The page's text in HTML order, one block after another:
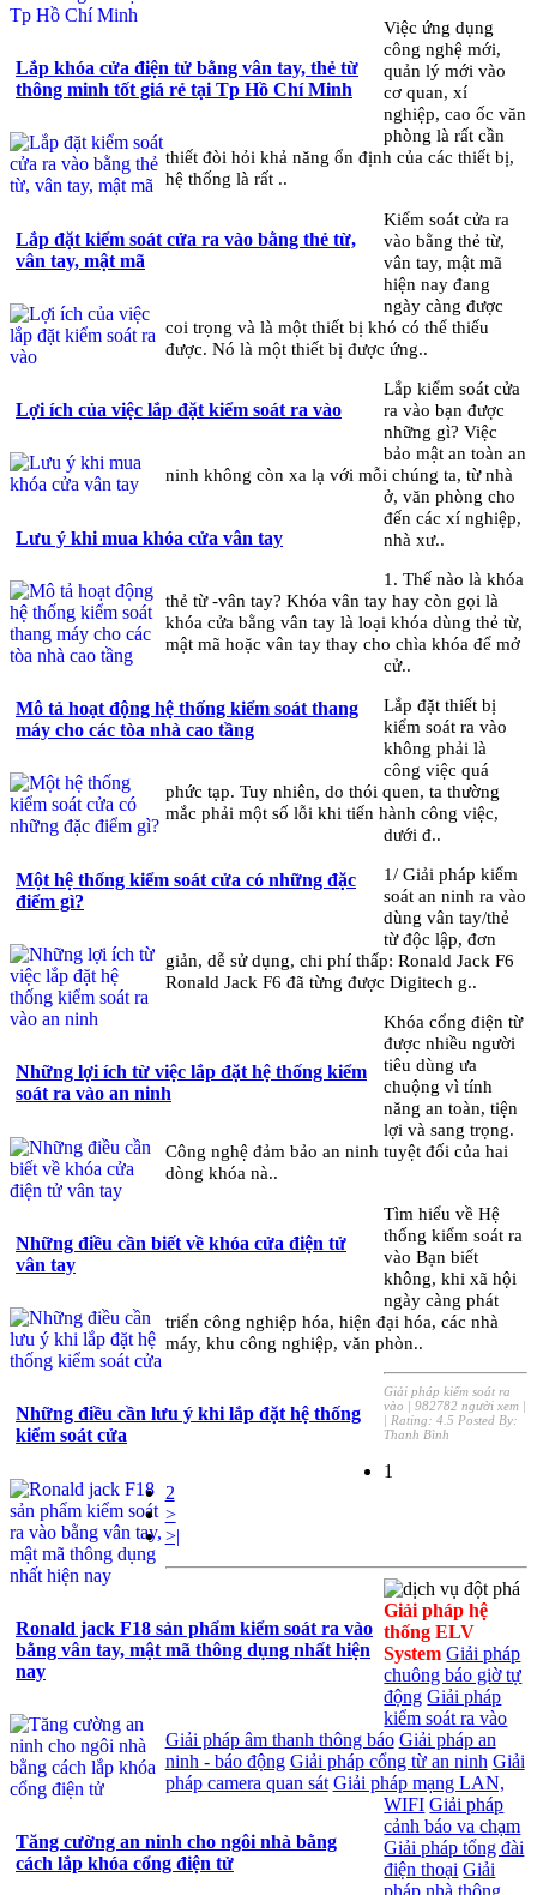
Lắp khóa cửa điện tử bằng vân tay, thẻ từ
thông minh tốt giá rẻ tại Tp Hồ Chí Minh
Lắp đặt kiểm soát cửa ra vào bằng thẻ từ,
vân tay, mật mã
Lợi ích của việc lắp đặt kiểm soát ra vào
Lưu ý khi mua khóa cửa vân tay
Mô tả hoạt động hệ thống kiểm soát thang
máy cho các tòa nhà cao tầng
Việc ứng dụng
công nghệ mới,
quản lý mới vào
cơ quan, xí
nghiệp, cao ốc văn
phòng là rất cần
thiết đòi hỏi khả năng ổn định của các thiết bị,
hệ thống là rất ..
Một hệ thống kiểm soát cửa có những đặc
điểm gì?
Kiểm soát cửa ra
vào bằng thẻ từ,
vân tay, mật mã
hiện nay đang
ngày càng được
coi trọng và là một thiết bị khó có thể thiếu
được. Nó là một thiết bị được ứng..
Những lợi ích từ việc lắp đặt hệ thống kiểm
soát ra vào an ninh
Lắp kiểm soát cửa
ra vào bạn được
những gì? Việc
bảo mật an toàn an
ninh không còn xa lạ với mỗi chúng ta, từ nhà
ở, văn phòng cho
đến các xí nghiệp,
nhà xư..
Những điều cần biết về khóa cửa điện tử
vân tay
1. Thế nào là khóa
thẻ từ -vân tay? Khóa vân tay hay còn gọi là
khóa cửa bằng vân tay là loại khóa dùng thẻ từ,
mật mã hoặc vân tay thay cho chìa khóa để mở
cử..
Những điều cần lưu ý khi lắp đặt hệ thống
kiểm soát cửa
Lắp đặt thiết bị
kiểm soát ra vào
không phải là
công việc quá
phức tạp. Tuy nhiên, do thói quen, ta thường
mắc phải một số lỗi khi tiến hành công việc,
dưới đ..
Ronald jack F18 sản phẩm kiểm soát ra vào
bằng vân tay, mật mã thông dụng nhất hiện
nay
1/ Giải pháp kiểm
soát an ninh ra vào
dùng vân tay/thẻ
từ độc lập, đơn
giản, dễ sử dụng, chi phí thấp: Ronald Jack F6
Ronald Jack F6 đã từng được Digitech g..
Tăng cường an ninh cho ngôi nhà bằng
cách lắp khóa cổng điện tử
Khóa cổng điện từ
được nhiều người
tiêu dùng ưa
chuộng vì tính
năng an toàn, tiện
lợi và sang trọng.
Công nghệ đảm bảo an ninh tuyệt đối của hai
dòng khóa nà..
Tìm hiểu về Hệ
thống kiểm soát ra
vào Bạn biết
không, khi xã hội
ngày càng phát
triển công nghiệp hóa, hiện đại hóa, các nhà
máy, khu công nghiệp, văn phòn..
Giải pháp kiểm soát ra
vào |982782 người xem |
| Rating:4.5 Posted By:
Thanh Bình
1
2
>
>|
Giải pháp hệ
thống ELV
System Giải pháp
chuông báo giờ tự
động Giải pháp
kiểm soát ra vào
Giải pháp âm thanh thông báo Giải pháp an
ninh - báo động Giải pháp cổng từ an ninh Giải
pháp camera quan sát Giải pháp mạng LAN,
WIFI Giải pháp
cảnh báo va chạm
Giải pháp tổng đài
điện thoại Giải
pháp nhà thông